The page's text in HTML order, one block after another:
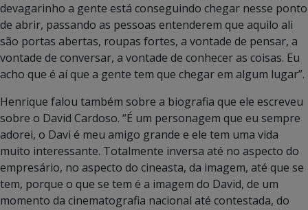
devagarinho a gente está conseguindo chegar nesse ponto
de abrir, passando as pessoas entenderem que aquilo ali
são portas abertas, roupas fortes, a vontade de pensar, a
vontade de conversar, a vontade de conhecer as coisas. Eu
acho que é aí que a gente tem que chegar em algum lugar”.
Henrique falou também sobre a biografia que ele escreveu
sobre o David Cardoso. “É um personagem que eu sempre
adorei, o Davi é meu amigo grande e ele tem uma vida
muito interessante. Totalmente inversa até no aspecto do
empresário, no aspecto do cineasta, da imagem, até que se
tem, porque o que se tem é a imagem do David, de um
momento da cinematografia nacional até contestada, do